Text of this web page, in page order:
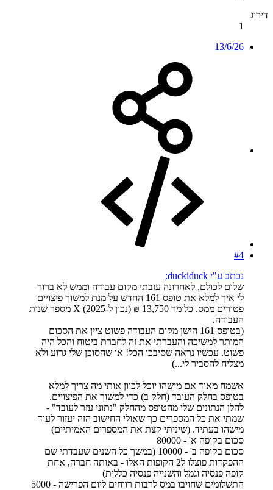
דירוג
1
13/6/26
#4
נכתב ע"י duckiduck:
שלום לכולם, לאחרונה עזבתי מקום עבודה וממש לא ברור
לי איך למלא את טופס 161 החדש על מנת למשוך פיצויים
פטורים ממס. כלומר 13,750 ₪ (נכון ל-2025) X מספר שנות
העבודה.
(בטופס 161 הישן מקום העבודה פשוט ציין את הסכום
המותר למשיכה והעברתי את זה לחברת ביטוח והכל היה
פשוט. עכשיו נראה שסיבכו הכל! או שהסוכן שלי גרוע ולא
מצליח להסביר לי...)
אשמח מאוד אם מישהו יוכל לכוון אותי מה צריך למלא
בטופס בחלק העובד (חלק ב) כדי למשוך את הפיצויים.
להלן הנתונים שלי מהטופס מהחלק "נתוני עזר לעובד" -
שמתי את כל המספרים כך שאולי החישוב הזה יעזור לעוד
מישהו בעתיד. (שיניתי קצת את המספרים האמיתיים)
סכום בקופה א' - 80000
סכום בקופה ב' - 10000 (במשך כל השנים שעבדתי שם
ההפקדות פוצלו ל2 הקופות האלו - באותה חברה, אחת
קופה פנסיה וגמל והשנייה פנסיה כללית)
התשלומים שחויבו במס לרבות רווחים ליום הפרישה - 5000